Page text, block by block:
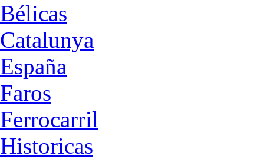
Bélicas
Catalunya
España
Faros
Ferrocarril
Historicas